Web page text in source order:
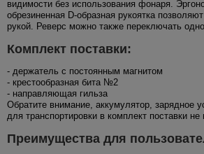
видимости без использования фонаря.
обрезиненная D-образная рукоятка
рукой. Реверс можно также переключать
Комплект поставки:
- держатель с постоянным магнитом
- крестообразная бита №2
- направляющая гильза
Обратите внимание, аккумулятор, зарядное
для транспортировки в комплект поставки не
Преимущества для